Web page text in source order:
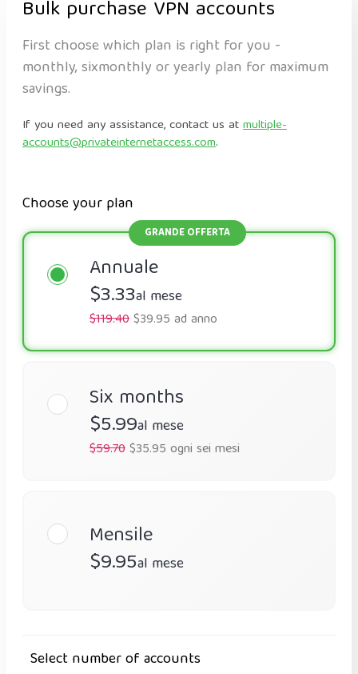
Bulk purchase VPN accounts
First choose which plan is right for you -
monthly, sixmonthly or yearly plan for maximum
savings.
If you need any assistance, contact us atmultiple-
accounts@privateinternetaccess.com.
Choose your plan
Annuale
$3.33al mese
$119.40$39.95 ad anno
Six months
$5.99al mese
$59.70$35.95 ogni sei mesi
Mensile
$9.95al mese
Select number of accounts